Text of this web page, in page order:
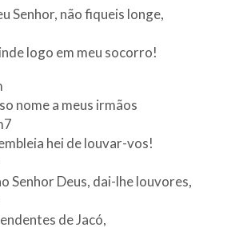
Senhor, não fiqueis longe,
logo em meu socorro!
nome a meus irmãos
hei de louvar-vos!
Senhor Deus, dai-lhe louvores,
de Jacó,